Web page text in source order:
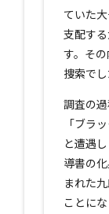
ていた
支配す
す。そ
捜索でし
調査の
「ブラ
と遭遇
導書の
まれた
ことにな